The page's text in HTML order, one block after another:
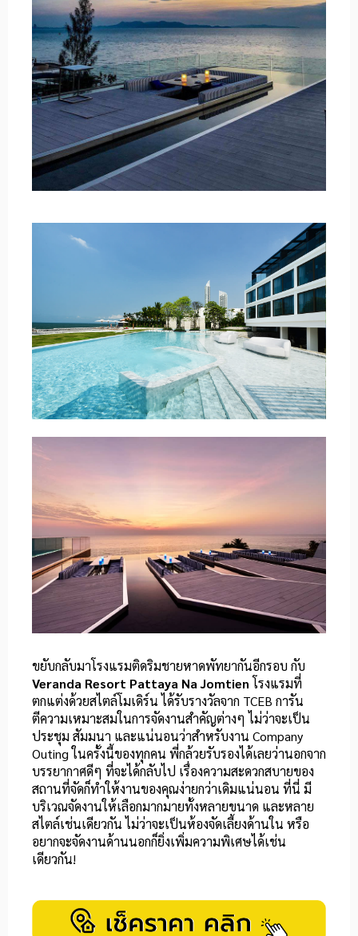
ขยับกลับมาโรงแรมติดริมชายหาดพัทยากันอีกรอบ กับ
Veranda Resort Pattaya Na Jomtienโรงแรมที่
ตกแต่งด้วยสไตล์โมเดิร์น ได้รับรางวัลจาก TCEB การัน
ตีความเหมาะสมในการจัดงานสำคัญต่างๆ ไม่ว่าจะเป็น
ประชุม สัมมนา และแน่นอนว่าสำหรับงาน Company
Outing ในครั้งนี้ของทุกคน พี่กล้วยรับรองได้เลยว่านอกจาก
บรรยากาศดีๆ ที่จะได้กลับไป เรื่องความสะดวกสบายของ
สถานที่จัดก็ทำให้งานของคุณง่ายกว่าเดิมแน่นอน ที่นี่ มี
บริเวณจัดงานให้เลือกมากมายทั้งหลายขนาด และหลาย
สไตล์เช่นเดียวกัน ไม่ว่าจะเป็นห้องจัดเลี้ยงด้านใน หรือ
อยากจะจัดงานด้านนอกก็ยิ่งเพิ่มความพิเศษได้เช่น
เดียวกัน!